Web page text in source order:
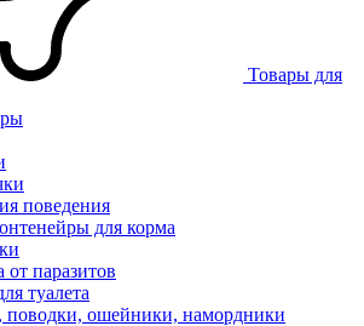
Товары для
поведения
для корма
от паразитов
туалета
ошейники, намордники